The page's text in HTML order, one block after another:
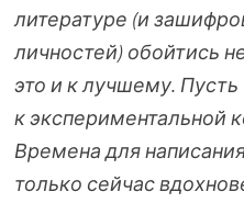
литературе (и
личностей) обойтись
это и к лучшему. Пусть
к экспериментальной
Времена для
только сейчас